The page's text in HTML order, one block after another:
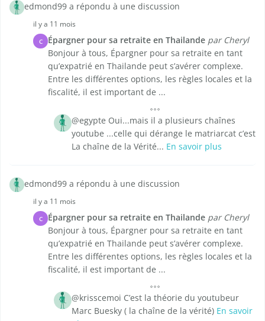
edmond99 a répondu à une discussion
il y a 11 mois
C Épargner pour sa retraite en Thailande par Cheryl
Bonjour à tous, Épargner pour sa retraite en tant
qu’expatrié en Thailande peut s’avérer complexe.
Entre les différentes options, les règles locales et la
fiscalité, il est important de ...
@egypte Oui...mais il a plusieurs chaînes
youtube ...celle qui dérange le matriarcat c’est
La chaîne de la Vérité... En savoir plus
edmond99 a répondu à une discussion
il y a 11 mois
C Épargner pour sa retraite en Thailande par Cheryl
Bonjour à tous, Épargner pour sa retraite en tant
qu’expatrié en Thailande peut s’avérer complexe.
Entre les différentes options, les règles locales et la
fiscalité, il est important de ...
@krisscemoi C’est la théorie du youtubeur
Marc Buesky ( la chaîne de la vérité) En savoir